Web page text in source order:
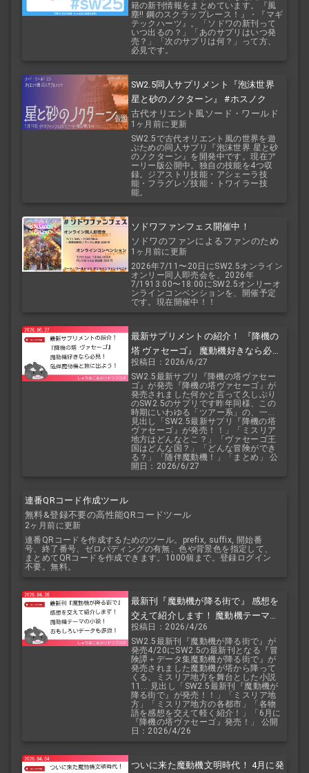
籍の新刊情報をまとめています。『風
塵!! 鋼のスクラップレース！』・『マギ
テックハーツ』。「ソドワの新刊って
いつ出るの？」「あのサプリはいつ発
売？」「次のサプリは何？」って方、
必見です。
SW2.5同人サプリメント『泡沫世界
星と砂のノクターン』 #ホスノク
古代オリエント風ソード・ワールド
2.5
1ヶ月前に更新
SW2.5で古代オリエント風の世界を遊
ぶための同人サプリ『泡沫世界 星と砂
のノクターン』を開発中です。現在ア
ーリー版公開中。独自の技能を4つ収
録。ジアストリ技能・アシェーラ技
能・フラグレゾ技能・トワイラー技
能。
ソドワファンフェス開催中！
ソドワのファンによるファンのため
のお祭り！
1ヶ月前に更新
2026年7/11〜20日にSW2.5オンライン
オンリー同人即売会を、2026年
7/1913:00〜18:00にSW2.5オンリーオ
ンラインコンベンションを、開催予定
です。現在開催中！！
最新サプリメントの紹介！ 『降機の
塔 ヴァセーゴ』 魔動機好きなら必
見！ 随伴魔動機と旅に出よう！
投稿日：2026/6/27
SW2.5最新サプリ『降機の塔ヴァセー
ゴ』が発売『降機の塔ヴァセーゴ』が
発売されました何かと言って久しぶり
のSW2.5のサプリです昨年同様、この
時期にいわゆる「ツアー系」の、一...
見出し「SW2.5最新サプリ『降機の塔
ヴァセーゴ』が発売！！」「ミスリア
地方はどんなとこ？」「ヴァセーゴ王
国はどんな国？」「どんな冒険ができ
る？」「随伴魔動機！」「まとめ」 公
開日：2026/6/27
連番QRコード作成ツール
無料&登録不要の高性能QRコードツール
2ヶ月前に更新
連番QRコードを作成するためのツール。prefix, suffix, 開始番
号、終了番号、ゼロパディングの有無、色や背景色を指定して、
まとめてQRコードを作成できます。1000個まで。登録ログイン
不要。無料。
最新刊『魔動機が降る街で』 感想を
交えて紹介します！ 魔動機テーマの
小説！ おもしろいデータも多数！
投稿日：2026/4/26
SW2.5最新刊『魔動機が降る街で』が
発売4/20にSW2.5の最新刊となる『冒
険譚＋データ集魔動機が降る街で』が
発売されました魔動機が塔から降って
くる、ミスリア地方を舞台とした小説
11... 見出し「SW2.5最新刊『魔動機が
降る街で』が発売！！」「ミスリア地
方」「ミスリア地方の各都市」「各物
語を感想を交えて軽く紹介！」「6月に
『降機の塔ヴァセーゴ』発売！」 公開
日：2026/4/26
ついに来た魔動機文明時代！ 4月に発